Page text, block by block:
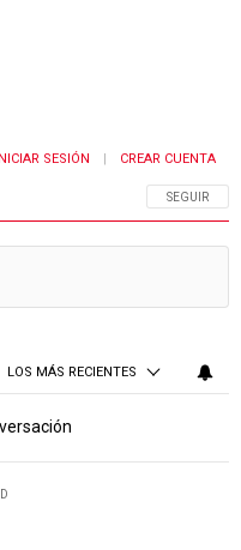
SIGA ESTA
SEGUIR
SESIÓN CREAR CUENTA
LOS MÁS RECIENTES